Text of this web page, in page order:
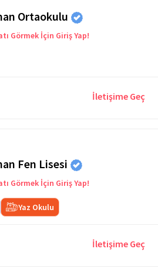
Ortaokulu
Görmek İçin Giriş Yap!
İletişime Geç
Fen Lisesi
Görmek İçin Giriş Yap!
Yaz Okulu
İletişime Geç